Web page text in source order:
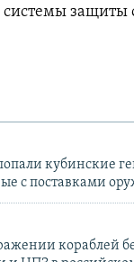
системы защиты
кубинские
с поставками
кораблей